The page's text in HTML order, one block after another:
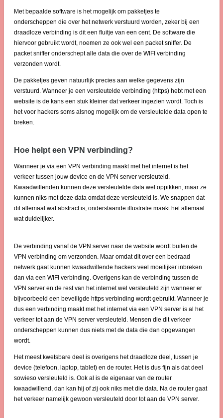
Met bepaalde software is het mogelijk om pakketjes te
onderscheppen die over het netwerk verstuurd worden, zeker bij een
draadloze verbinding is dit een fluitje van een cent. De software die
hiervoor gebruikt wordt, noemen ze ook wel een packet sniffer. De
packet sniffer onderschept alle data die over de WIFI verbinding
verzonden wordt.
De pakketjes geven natuurlijk precies aan welke gegevens zijn
verstuurd. Wanneer je een versleutelde verbinding (https) hebt met een
website is de kans een stuk kleiner dat verkeer ingezien wordt. Toch is
het voor hackers soms alsnog mogelijk om de versleutelde data open te
breken.
Hoe helpt een VPN verbinding?
Wanneer je via een VPN verbinding maakt met het internet is het
verkeer tussen jouw device en de VPN server versleuteld.
Kwaadwillenden kunnen deze versleutelde data wel oppikken, maar ze
kunnen niks met deze data omdat deze versleuteld is. We snappen dat
dit allemaal wat abstract is, onderstaande illustratie maakt het allemaal
wat duidelijker.
De verbinding vanaf de VPN server naar de website wordt buiten de
VPN verbinding om verzonden. Maar omdat dit over een bedraad
netwerk gaat kunnen kwaadwillende hackers veel moeilijker inbreken
dan via een WIFI verbinding. Overigens kan de verbinding tussen de
VPN server en de rest van het internet wel versleuteld zijn wanneer er
bijvoorbeeld een beveiligde https verbinding wordt gebruikt. Wanneer je
dus een verbinding maakt met het internet via een VPN server is al het
verkeer tot aan de VPN server versleuteld. Mensen die dit verkeer
onderscheppen kunnen dus niets met de data die dan opgevangen
wordt.
Het meest kwetsbare deel is overigens het draadloze deel, tussen je
device (telefoon, laptop, tablet) en de router. Het is dus fijn als dat deel
sowieso versleuteld is. Ook al is de eigenaar van de router
kwaadwillend, dan kan hij of zij ook niks met die data. Na de router gaat
het verkeer namelijk gewoon versleuteld door tot aan de VPN server.